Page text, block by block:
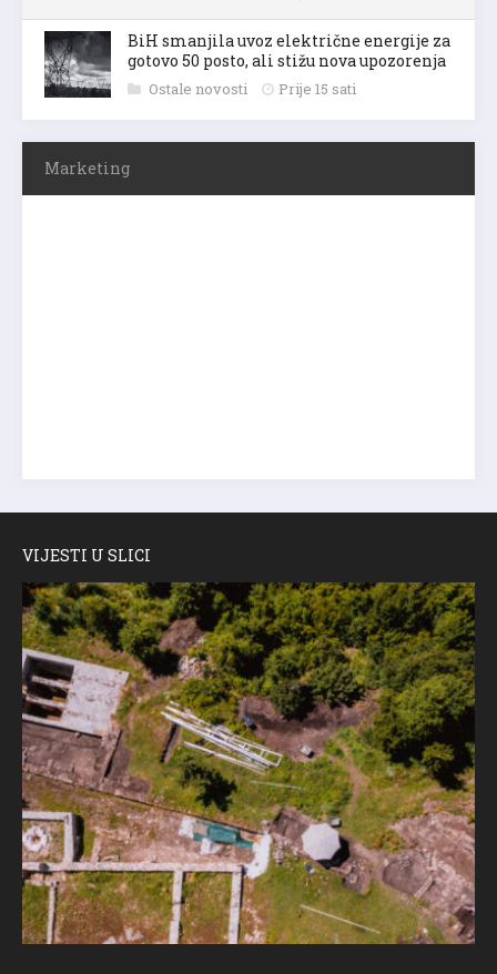
BiH smanjila uvoz električne energije za
gotovo 50 posto, ali stižu nova upozorenja
Ostale novosti Prije 15 sati
Marketing
VIJESTI U SLICI